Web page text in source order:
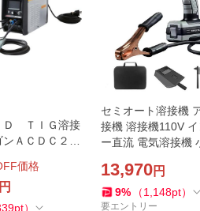
Ｄ ＴＩＧ溶接
ＡＣＤＣ２０
イチオ
価格
円
pt）
セミオート溶接機
接機 溶接機110V
ー直流 電気溶接機
絶縁 初心者向け
13,970円
9% （1,148pt）
要エントリー